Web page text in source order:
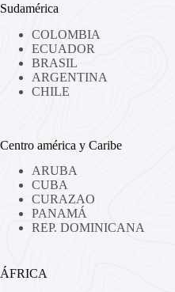
Sudamérica
COLOMBIA
ECUADOR
BRASIL
ARGENTINA
CHILE
Centro américa y Caribe
ARUBA
CUBA
CURAZAO
PANAMÁ
REP. DOMINICANA
ÁFRICA